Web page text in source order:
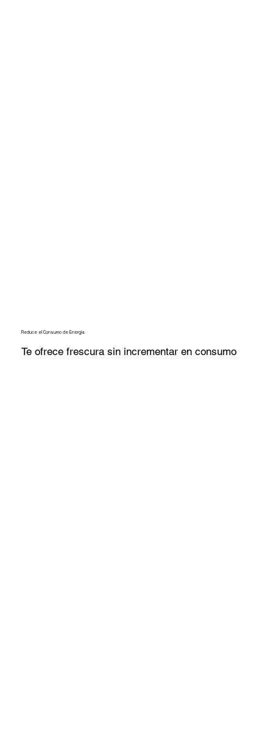
Reduce el Consumo de Energía
Te ofrece frescura sin incrementar en consumo